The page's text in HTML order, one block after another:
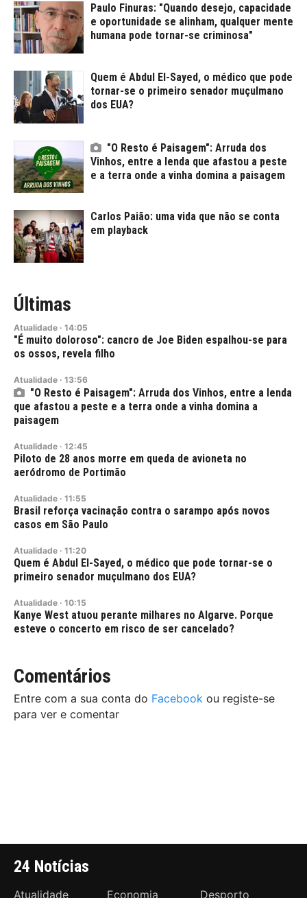
Paulo Finuras: "Quando desejo, capacidade
e oportunidade se alinham, qualquer mente
humana pode tornar-se criminosa"
Quem é Abdul El-Sayed, o médico que pode
tornar-se o primeiro senador muçulmano
dos EUA?
"O Resto é Paisagem": Arruda dos
Vinhos, entre a lenda que afastou a peste
e a terra onde a vinha domina a paisagem
Carlos Paião: uma vida que não se conta
em playback
Últimas
Atualidade · 14:05
"É muito doloroso": cancro de Joe Biden espalhou-se para
os ossos, revela filho
Atualidade · 13:56
"O Resto é Paisagem": Arruda dos Vinhos, entre a lenda
que afastou a peste e a terra onde a vinha domina a
paisagem
Atualidade · 12:45
Piloto de 28 anos morre em queda de avioneta no
aeródromo de Portimão
Atualidade · 11:55
Brasil reforça vacinação contra o sarampo após novos
casos em São Paulo
Atualidade · 11:20
Quem é Abdul El-Sayed, o médico que pode tornar-se o
primeiro senador muçulmano dos EUA?
Atualidade · 10:15
Kanye West atuou perante milhares no Algarve. Porque
esteve o concerto em risco de ser cancelado?
Comentários
Entre com a sua conta do Facebook ou registe-se
para ver e comentar
24 Notícias
Atualidade Economia Desporto